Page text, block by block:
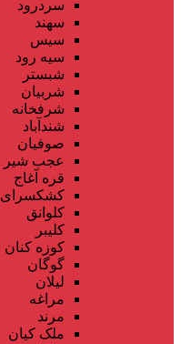
سردرود
سهند
سیس
سیه رود
شبستر
شربیان
شرفخانه
شندآباد
صوفیان
عجب شیر
قره آغاج
کشکسرای
کلوانق
کلیبر
کوزه کنان
گوگان
لیلان
مراغه
مرند
ملک کیان